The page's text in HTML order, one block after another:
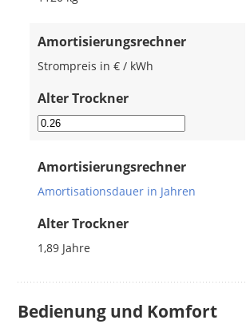
Amortisierungsrechner
Strompreis in € / kWh
Alter Trockner
Amortisierungsrechner
Amortisationsdauer in Jahren
Alter Trockner
1,89 Jahre
Bedienung und Komfort